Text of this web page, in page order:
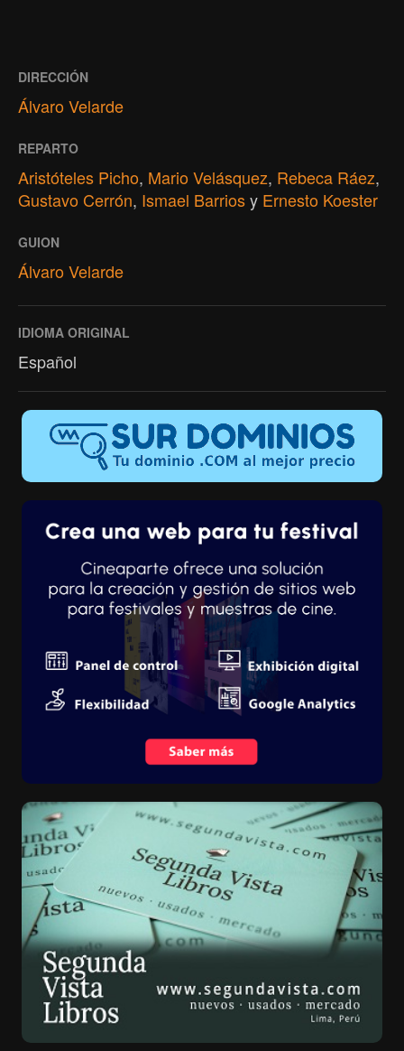
DIRECCIÓN
Álvaro Velarde
REPARTO
Aristóteles Picho, Mario Velásquez, Rebeca Ráez,
Gustavo Cerrón, Ismael Barriosy Ernesto Koester
GUION
Álvaro Velarde
IDIOMA ORIGINAL
Español